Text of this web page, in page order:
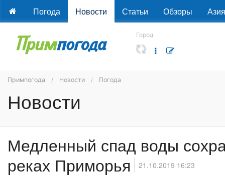
Погода Новости Статьи Обзоры Азия
Город
Примпогода Новости Погода
Новости
Медленный спад воды
реках Приморья
21.10.2019 16:23